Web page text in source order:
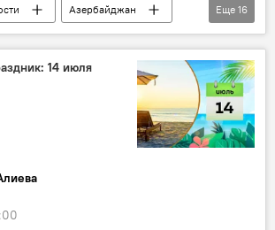
Азербайджан
Муслим Магомаев
Справка
Кто сегодня родился
Магомет Магомаев
Еще 16
14 июля